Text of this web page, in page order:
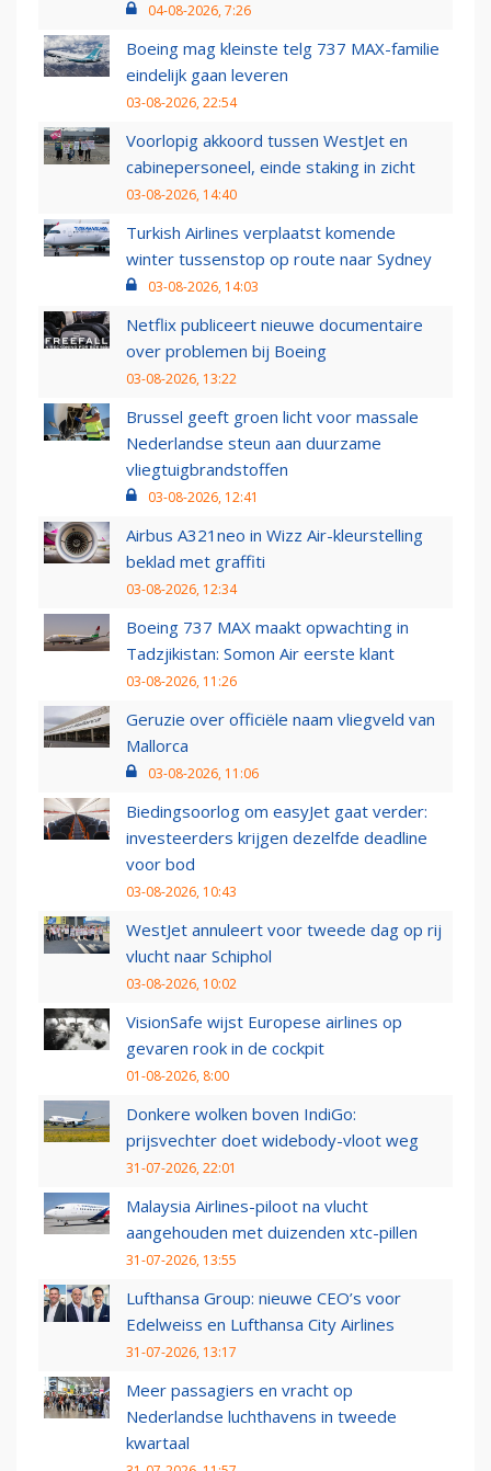
04-08-2026, 7:26
Boeing mag kleinste telg 737 MAX-familie
eindelijk gaan leveren
03-08-2026, 22:54
Voorlopig akkoord tussen WestJet en
cabinepersoneel, einde staking in zicht
03-08-2026, 14:40
Turkish Airlines verplaatst komende
winter tussenstop op route naar Sydney
03-08-2026, 14:03
Netflix publiceert nieuwe documentaire
over problemen bij Boeing
03-08-2026, 13:22
Brussel geeft groen licht voor massale
Nederlandse steun aan duurzame
vliegtuigbrandstoffen
03-08-2026, 12:41
Airbus A321neo in Wizz Air-kleurstelling
beklad met graffiti
03-08-2026, 12:34
Boeing 737 MAX maakt opwachting in
Tadzjikistan: Somon Air eerste klant
03-08-2026, 11:26
Geruzie over officiële naam vliegveld van
Mallorca
03-08-2026, 11:06
Biedingsoorlog om easyJet gaat verder:
investeerders krijgen dezelfde deadline
voor bod
03-08-2026, 10:43
WestJet annuleert voor tweede dag op rij
vlucht naar Schiphol
03-08-2026, 10:02
VisionSafe wijst Europese airlines op
gevaren rook in de cockpit
01-08-2026, 8:00
Donkere wolken boven IndiGo:
prijsvechter doet widebody-vloot weg
31-07-2026, 22:01
Malaysia Airlines-piloot na vlucht
aangehouden met duizenden xtc-pillen
31-07-2026, 13:55
Lufthansa Group: nieuwe CEO’s voor
Edelweiss en Lufthansa City Airlines
31-07-2026, 13:17
Meer passagiers en vracht op
Nederlandse luchthavens in tweede
kwartaal